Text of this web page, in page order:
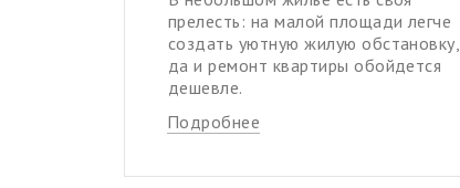
прелесть: на малой площади легче
создать уютную жилую обстановку,
да и ремонт квартиры обойдется
дешевле.
Подробнее